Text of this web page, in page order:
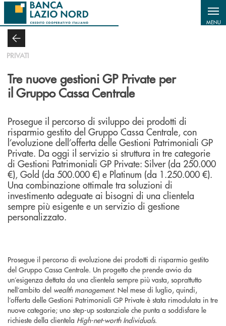
Salta al contenuto principale
MENU
PRIVATI
Tre nuove gestioni GP Private per
il Gruppo Cassa Centrale
Prosegue il percorso di sviluppo dei prodotti di
risparmio gestito del Gruppo Cassa Centrale, con
l’evoluzione dell’offerta delle Gestioni Patrimoniali GP
Private. Da oggi il servizio si struttura in tre categorie
di Gestioni Patrimoniali GP Private: Silver (da 250.000
€), Gold (da 500.000 €) e Platinum (da 1.250.000 €).
Una combinazione ottimale tra soluzioni di
investimento adeguate ai bisogni di una clientela
sempre più esigente e un servizio di gestione
personalizzato.
Prosegue il percorso di evoluzione dei prodotti di risparmio gestito
del Gruppo Cassa Centrale. Un progetto che prende avvio da
un’esigenza dettata da una clientela sempre più vasta, soprattutto
nell’ambito del wealth management. Nel mese di luglio, quindi,
l’offerta delle Gestioni Patrimoniali GP Private è stata rimodulata in tre
nuove categorie; uno step-up sostanziale che punta a soddisfare le
richieste della clientela High-net-worth Individuals.